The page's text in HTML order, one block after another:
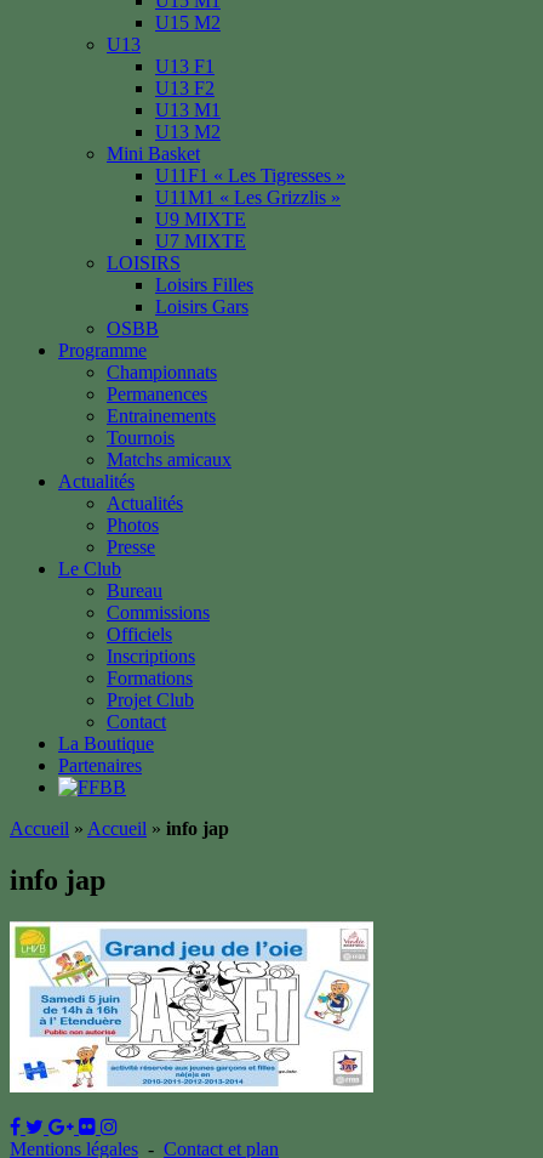
U15 M2
U13
U13 F1
U13 F2
U13 M1
U13 M2
Mini Basket
U11F1 « Les Tigresses »
U11M1 « Les Grizzlis »
U9 MIXTE
U7 MIXTE
LOISIRS
Loisirs Filles
Loisirs Gars
OSBB
Programme
Championnats
Permanences
Entrainements
Tournois
Matchs amicaux
Actualités
Actualités
Photos
Presse
Le Club
Bureau
Commissions
Officiels
Inscriptions
Formations
Projet Club
Contact
La Boutique
Partenaires
Accueil » Accueil » info jap
info jap
Mentions légales - Contact et plan